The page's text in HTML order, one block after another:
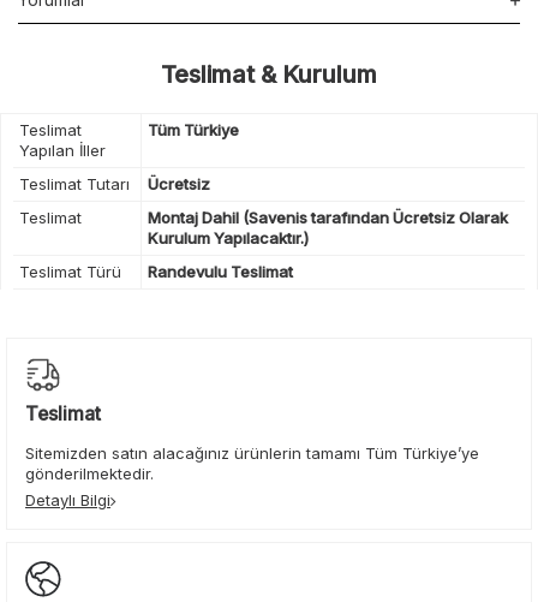
Teslimat & Kurulum
Teslimat
Yapılan İller
Tüm Türkiye
Teslimat Tutarı
Ücretsiz
Teslimat
Montaj Dahil (Savenis tarafından Ücretsiz Olarak
Kurulum Yapılacaktır.)
Teslimat Türü
Randevulu Teslimat
Teslimat
Sitemizden satın alacağınız ürünlerin tamamı Tüm Türkiye’ye
gönderilmektedir.
Detaylı Bilgi